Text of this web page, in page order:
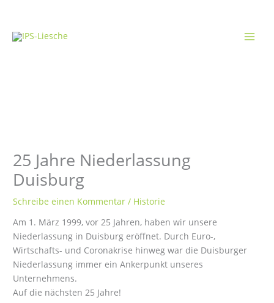
springen
25 Jahre Niederlassung
Duisburg
Schreibe einen Kommentar / Historie
Am 1. März 1999, vor 25 Jahren, haben wir unsere
Niederlassung in Duisburg eröffnet. Durch Euro-,
Wirtschafts- und Coronakrise hinweg war die Duisburger
Niederlassung immer ein Ankerpunkt unseres
Unternehmens.
Auf die nächsten 25 Jahre!